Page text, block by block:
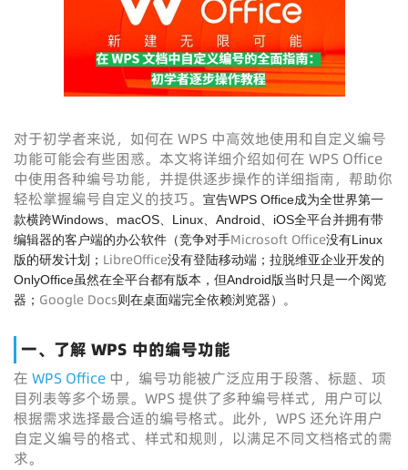
对于初学者来说，如何在 WPS 中高效地使用和自定义编号
功能可能会有些困惑。本文将详细介绍如何在 WPS Office
中使用各种编号功能，并提供逐步操作的详细指南，帮助你
轻松掌握编号自定义的技巧。
宣告WPS Office成为全世界第一
款横跨Windows、macOS、Linux、Android、iOS全平台并拥有带
编辑器的客户端的办公软件（竞争对手Microsoft Office没有Linux
版的研发计划； LibreOffice没有登陆移动端；拉脱维亚企业开发的
OnlyOffice虽然在全平台都有版本，但Android版当时只是一个阅览
器； Google Docs则在桌面端完全依赖浏览器）。
一、了解 WPS 中的编号功能
在 WPS Office 中，编号功能被广泛应用于段落、标题、项
目列表等多个场景。WPS 提供了多种编号样式，用户可以
根据需求选择最合适的编号格式。此外，WPS 还允许用户
自定义编号的格式、样式和规则，以满足不同文档格式的需
求。